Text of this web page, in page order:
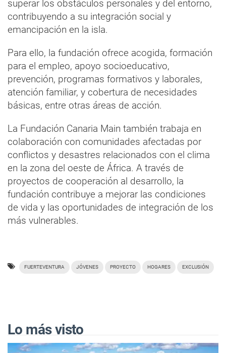
superar los obstáculos personales y del entorno,
contribuyendo a su integración social y
emancipación en la isla.
Para ello, la fundación ofrece acogida, formación
para el empleo, apoyo socioeducativo,
prevención, programas formativos y laborales,
atención familiar, y cobertura de necesidades
básicas, entre otras áreas de acción.
La Fundación Canaria Main también trabaja en
colaboración con comunidades afectadas por
conflictos y desastres relacionados con el clima
en la zona del oeste de África. A través de
proyectos de cooperación al desarrollo, la
fundación contribuye a mejorar las condiciones
de vida y las oportunidades de integración de los
más vulnerables.
FUERTEVENTURA JÓVENES PROYECTO HOGARES EXCLUSIÓN
Lo más visto